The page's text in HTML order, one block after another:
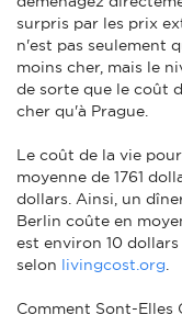
surpris par les prix
n'est pas seulement
moins cher, mais le
de sorte que le coût
cher qu'à Prague.
Le coût de la vie
moyenne de 1761
dollars. Ainsi, un
Berlin coûte en
est environ 10
selon livingcost.org
Comment Sont-Elles